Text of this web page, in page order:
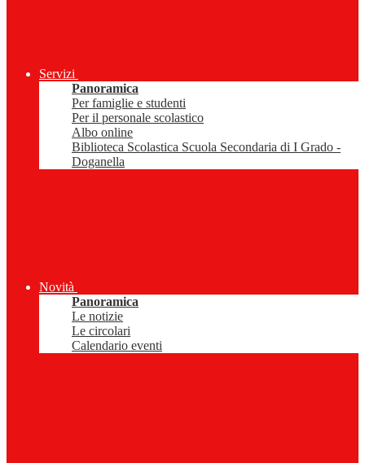
Servizi
Panoramica
Per famiglie e studenti
Per il personale scolastico
Albo online
Biblioteca Scolastica Scuola Secondaria di I Grado -
Doganella
Novità
Panoramica
Le notizie
Le circolari
Calendario eventi